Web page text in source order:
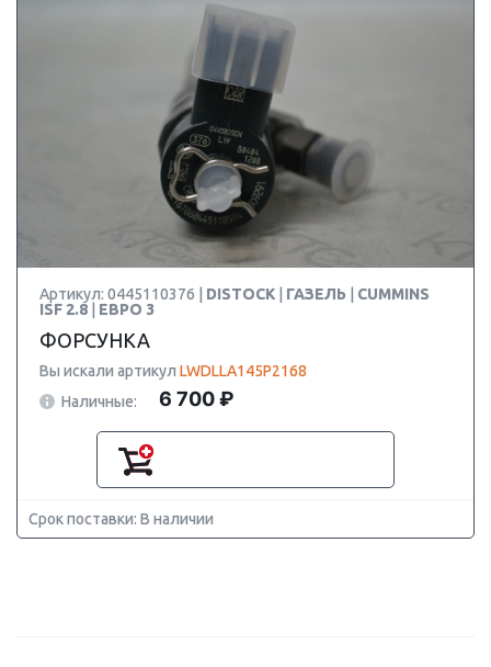
Артикул: 0445110376 | DISTOCK ГАЗЕЛЬ
CUMMINS
ISF 2.8
ЕВРО 3
ФОРСУНКА
Вы искали артикул LWDLLA145P2168
Наличные:
6 700 ₽
Срок поставки: В наличии